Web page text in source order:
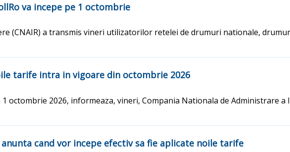
va incepe pe 1 octombrie
(CNAIR) a transmis vineri utilizatorilor retelei de drumuri nationale,
tarife intra in vigoare din octombrie 2026
1 octombrie 2026, informeaza, vineri, Compania Nationala de Administrare
cand vor incepe efectiv sa fie aplicate noile tarife